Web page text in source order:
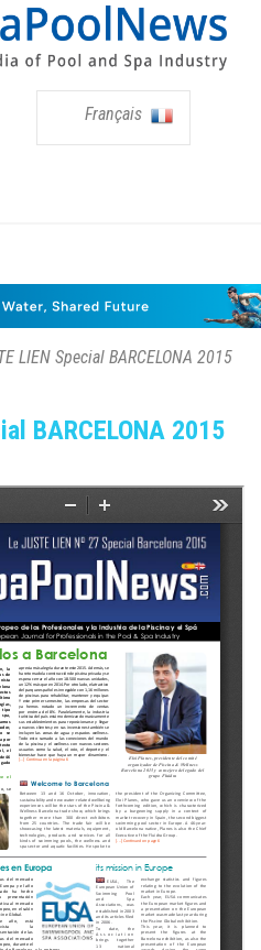
Français
LIEN Special BARCELONA 2015
BARCELONA 2015